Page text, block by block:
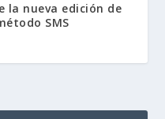
la nueva edición de
SMS